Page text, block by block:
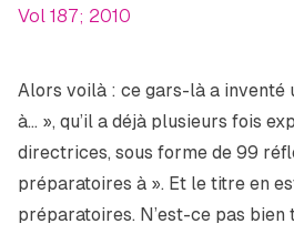
Vol 187; 2010
Alors voilà : ce gars-là a inventé
à… », qu’il a déjà plusieurs fois
directrices, sous forme de 99
préparatoires à ». Et le titre en
préparatoires. N’est-ce pas bien